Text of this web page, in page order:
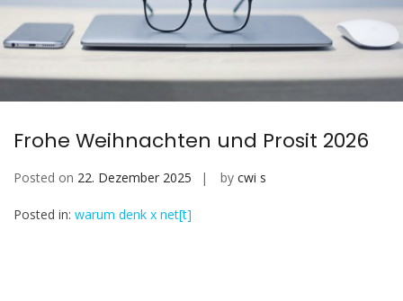
Frohe Weihnachten und Prosit 2026
Posted on 22. Dezember 2025 by cwi s
Posted in: warum denk x net[t]